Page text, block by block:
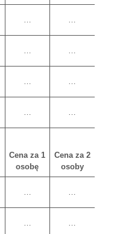
… …
… …
… …
… …
Cena za 1
osobę
Cena za 2
osoby
… …
… …